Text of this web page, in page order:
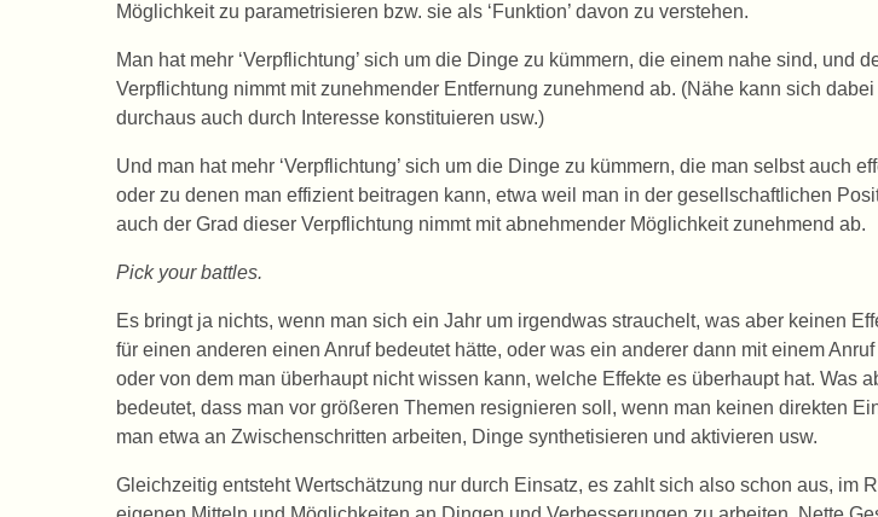
Möglichkeit zu parametrisieren bzw. sie als ‘Funktion’ davon zu verstehen.
Man hat mehr ‘Verpflichtung’ sich um die Dinge zu kümmern, die einem nahe sind, und
Verpflichtung nimmt mit zunehmender Entfernung zunehmend ab. (Nähe kann sich
durchaus auch durch Interesse konstituieren usw.)
Und man hat mehr ‘Verpflichtung’ sich um die Dinge zu kümmern, die man selbst auch
oder zu denen man effizient beitragen kann, etwa weil man in der gesellschaftlichen
auch der Grad dieser Verpflichtung nimmt mit abnehmender Möglichkeit zunehmend ab.
Pick your battles.
Es bringt ja nichts, wenn man sich ein Jahr um irgendwas strauchelt, was aber keinen
für einen anderen einen Anruf bedeutet hätte, oder was ein anderer dann mit einem
oder von dem man überhaupt nicht wissen kann, welche Effekte es überhaupt hat. Was
bedeutet, dass man vor größeren Themen resignieren soll, wenn man keinen direkten
man etwa an Zwischenschritten arbeiten, Dinge synthetisieren und aktivieren usw.
Gleichzeitig entsteht Wertschätzung nur durch Einsatz, es zahlt sich also schon aus, im